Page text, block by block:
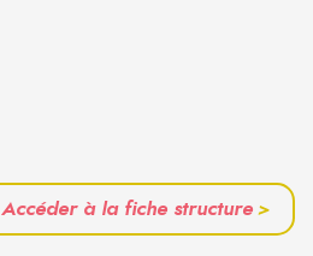
Accéder à la fiche structure>